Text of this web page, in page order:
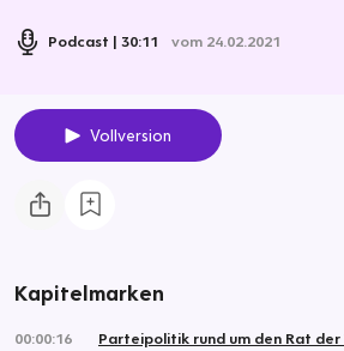
Podcast 30:11 vom 24.02.2021
Vollversion
Kapitelmarken
00:00:16
Parteipolitik rund um den Rat